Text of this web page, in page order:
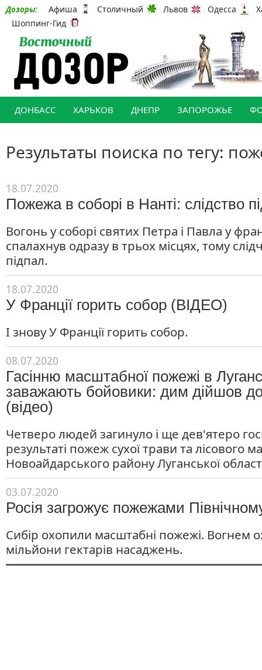
Дозоры: Афиша Столичный Львов Одесса
Шоппинг-Гид
ДОНБАСС ХАРЬКОВ ДНЕПР ЗАПОРОЖЬЕ
Результаты поиска по тегу:
18.07.2020
Пожежа в соборі в Нанті: слідство
Вогонь у соборі святих Петра і Павла у
спалахнув одразу в трьох місцях, тому
підпал.
18.07.2020
У Франції горить собор (ВІДЕО)
І знову У Франції горить собор.
08.07.2020
Гасінню масштабної пожежі в
заважають бойовики: дим дійшов
(відео)
Четверо людей загинуло і ще дев'ятеро
результаті пожеж сухої трави та лісового
Новоайдарського району Луганської
03.07.2020
Росія загрожує пожежами
Сибір охопили масштабні пожежі. Вогнем
мільйони гектарів насаджень.